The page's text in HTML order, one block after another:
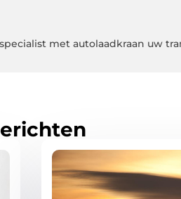
met autolaadkraan uw